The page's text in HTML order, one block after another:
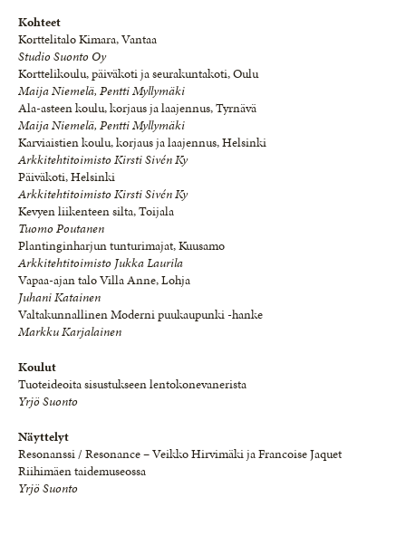
Kohteet
Korttelitalo Kimara, Vantaa
Studio Suonto Oy
Korttelikoulu, päiväkoti ja seurakuntakoti, Oulu
Maija Niemelä, Pentti Myllymäki
Ala-asteen koulu, korjaus ja laajennus, Tyrnävä
Maija Niemelä, Pentti Myllymäki
Karviaistien koulu, korjaus ja laajennus, Helsinki
Arkkitehtitoimisto Kirsti Sivén Ky
Päiväkoti, Helsinki
Arkkitehtitoimisto Kirsti Sivén Ky
Kevyen liikenteen silta, Toijala
Tuomo Poutanen
Plantinginharjun tunturimajat, Kuusamo
Arkkitehtitoimisto Jukka Laurila
Vapaa-ajan talo Villa Anne, Lohja
Juhani Katainen
Valtakunnallinen Moderni puukaupunki -hanke
Markku Karjalainen
Koulut
Tuoteideoita sisustukseen lentokonevanerista
Yrjö Suonto
Näyttelyt
Resonanssi / Resonance – Veikko Hirvimäki ja Francoise Jaquet
Riihimäen taidemuseossa
Yrjö Suonto